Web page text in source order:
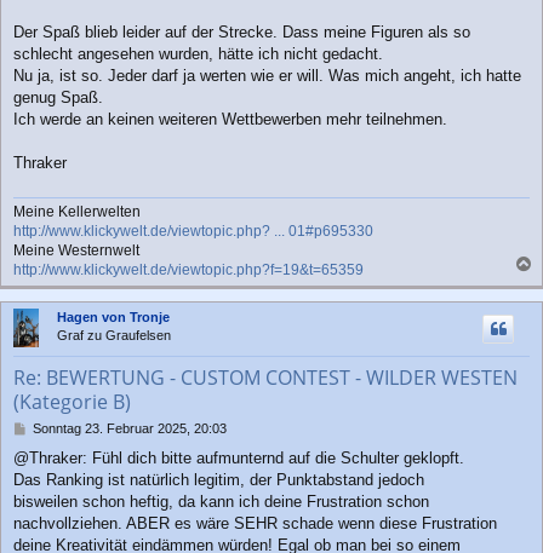
Der Spaß blieb leider auf der Strecke. Dass meine Figuren als so
schlecht angesehen wurden, hätte ich nicht gedacht.
Nu ja, ist so. Jeder darf ja werten wie er will. Was mich angeht, ich hatte
genug Spaß.
Ich werde an keinen weiteren Wettbewerben mehr teilnehmen.
Thraker
Meine Kellerwelten
http://www.klickywelt.de/viewtopic.php? ... 01#p695330
Meine Westernwelt
http://www.klickywelt.de/viewtopic.php?f=19&t=65359
a
c
Hagen von Tronje
Graf zu Graufelsen
Re: BEWERTUNG - CUSTOM CONTEST - WILDER WESTEN
(Kategorie B)
B
i
t
r
a
g
Sonntag 23. Februar 2025, 20:03
@Thraker: Fühl dich bitte aufmunternd auf die Schulter geklopft.
Das Ranking ist natürlich legitim, der Punktabstand jedoch
bisweilen schon heftig, da kann ich deine Frustration schon
nachvollziehen. ABER es wäre SEHR schade wenn diese Frustration
deine Kreativität eindämmen würden! Egal ob man bei so einem